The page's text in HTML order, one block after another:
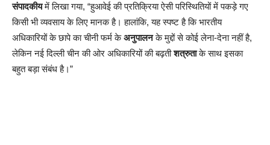
संपादकीयमें लिखा गया, “हुआवेई की प्रतिक्रिया ऐसी परिस्थितियों में पकड़े गए
किसी भी व्यवसाय के लिए मानक है। हालांकि, यह स्पष्ट है कि भारतीय
अधिकारियों के छापे का चीनी फर्म केअनुपालनके मुद्दों से कोई लेना-देना नहीं है,
लेकिन नई दिल्ली चीन की ओर अधिकारियों की बढ़तीशत्रुताके साथ इसका
बहुत बड़ा संबंध है।”